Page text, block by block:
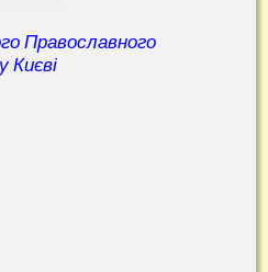
Православного
Києві